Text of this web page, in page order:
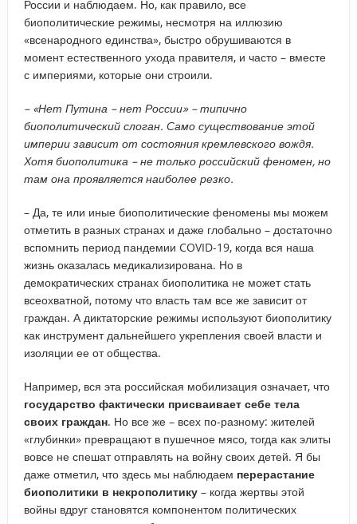
России и наблюдаем. Но, как правило, все
биополитические режимы, несмотря на иллюзию
«всенародного единства», быстро обрушиваются в
момент естественного ухода правителя, и часто – вместе
с империями, которые они строили.
– «Нет Путина – нет России» – типично
биополитический слоган. Само существование этой
империи зависит от состояния кремлевского вождя.
Хотя биополитика – не только российский феномен, но
там она проявляется наиболее резко.
– Да, те или иные биополитические феномены мы можем
отметить в разных странах и даже глобально – достаточно
вспомнить период пандемии COVID-19, когда вся наша
жизнь оказалась медикализирована. Но в
демократических странах биополитика не может стать
всеохватной, потому что власть там все же зависит от
граждан. А диктаторские режимы используют биополитику
как инструмент дальнейшего укрепления своей власти и
изоляции ее от общества.
Например, вся эта российская мобилизация означает, что
государство фактически присваивает себе тела
своих граждан. Но все же – всех по-разному: жителей
«глубинки» превращают в пушечное мясо, тогда как элиты
вовсе не спешат отправлять на войну своих детей. Я бы
даже отметил, что здесь мы наблюдаем перерастание
биополитики в некрополитику – когда жертвы этой
войны вдруг становятся компонентом политических